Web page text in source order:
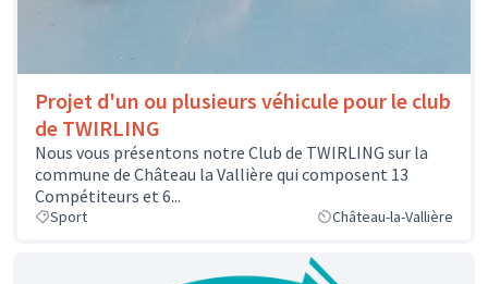
Projet d'un ou plusieurs véhicule pour le club
de TWIRLING
Nous vous présentons notre Club de TWIRLING sur la
commune de Château la Vallière qui composent 13
Compétiteurs et 6...
Sport Château-la-Vallière